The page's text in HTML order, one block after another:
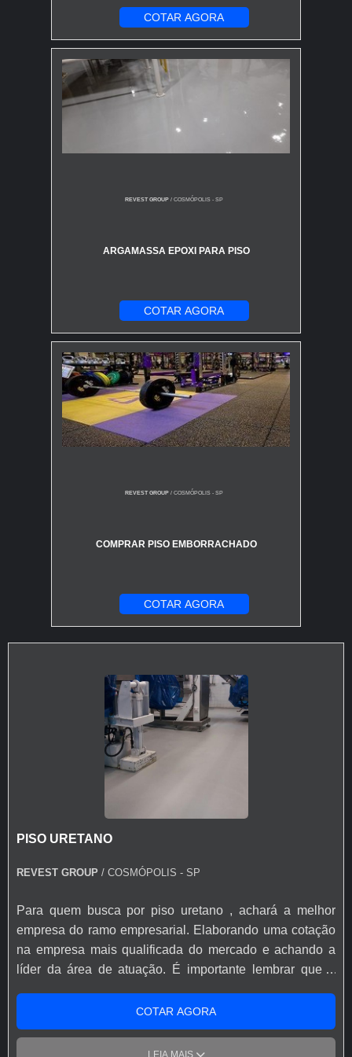
COTAR AGORA
REVEST GROUP/ COSMÓPOLIS - SP
ARGAMASSA EPOXI PARA PISO
COTAR AGORA
REVEST GROUP/ COSMÓPOLIS - SP
COMPRAR PISO EMBORRACHADO
COTAR AGORA
PISO URETANO
REVEST GROUP / COSMÓPOLIS - SP
Para quem busca por piso uretano , achará a melhor
empresa do ramo empresarial. Elaborando uma cotação
na empresa mais qualificada do mercado e achando a
líder da área de atuação. É importante lembrar que o
especializadas no segmento. Esse tipo de cuidado ajuda
a garantir a qualidade e durabilidade dos materiais, além
de evitar prejuízos com substituições frequentes de
COTAR AGORA